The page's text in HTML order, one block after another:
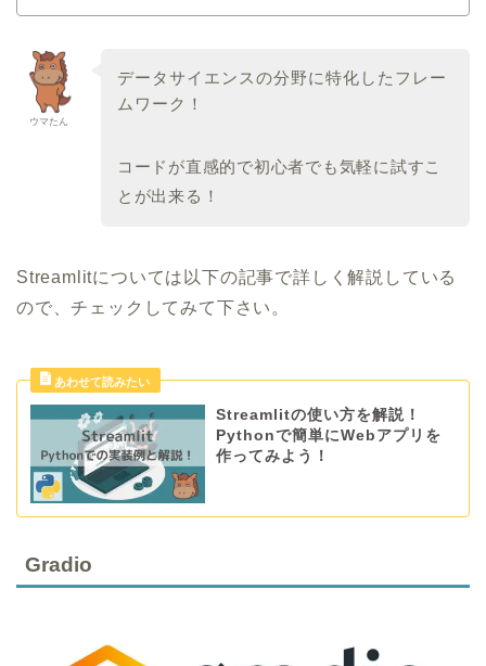
ウマたん
データサイエンスの分野に特化したフレー
ムワーク！
コードが直感的で初心者でも気軽に試すこ
とが出来る！
Streamlitについては以下の記事で詳しく解説している
ので、チェックしてみて下さい。
Streamlitの使い方を解説！
Pythonで簡単にWebアプリを
作ってみよう！
Gradio